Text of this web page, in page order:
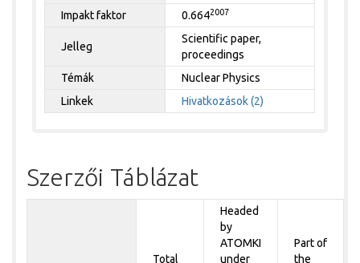
Impakt faktor
0.6642007
Jelleg
Scientific paper,
proceedings
Témák
Nuclear Physics
Linkek
Hivatkozások (2)
Szerzői Táblázat
Total
Headed
by
ATOMKI
under
Part of
the